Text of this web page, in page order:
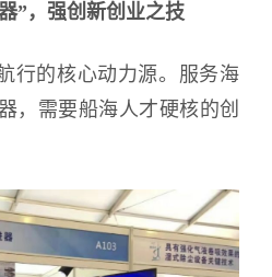
”，强创新创业之技
行的核心动力源。服务海
，需要船海人才硬核的创